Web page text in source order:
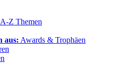
A-Z Themen
aus: Awards & Trophäen